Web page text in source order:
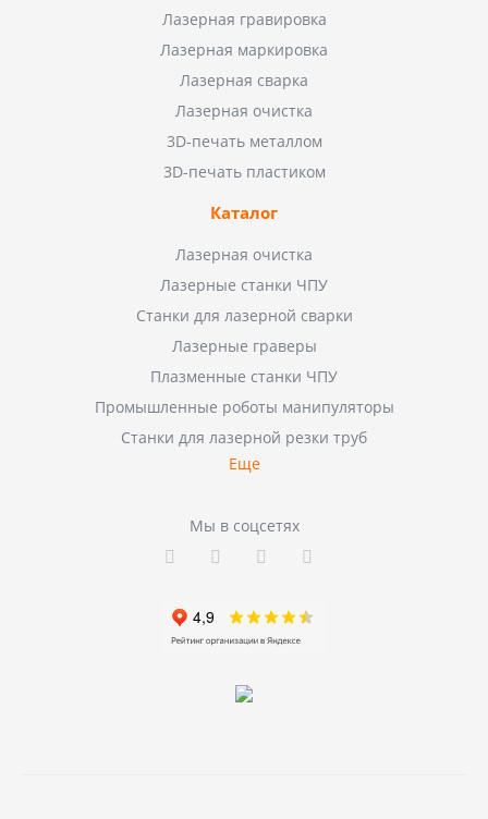
Лазерная гравировка
Лазерная маркировка
Лазерная сварка
Лазерная очистка
3D-печать металлом
3D-печать пластиком
Каталог
Лазерная очистка
Лазерные станки ЧПУ
Станки для лазерной сварки
Лазерные граверы
Плазменные станки ЧПУ
Промышленные роботы манипуляторы
Станки для лазерной резки труб
Еще
Мы в соцсетях